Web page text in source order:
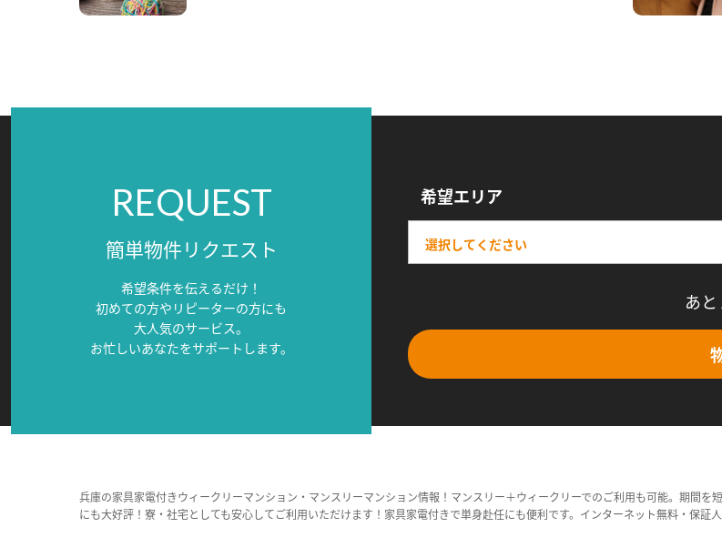
REQUEST
簡単物件リクエスト
希望条件を伝えるだけ！
初めての方やリピーターの方にも
大人気のサービス。
お忙しいあなたをサポートします。
希望エリア
あ
兵庫の家具家電付きウィークリーマンション・マンスリーマンション情報！マンスリー＋ウィークリーでのご利用も可能。期間
にも大好評！寮・社宅としても安心してご利用いただけます！家具家電付きで単身赴任にも便利です。インターネット無料・保証